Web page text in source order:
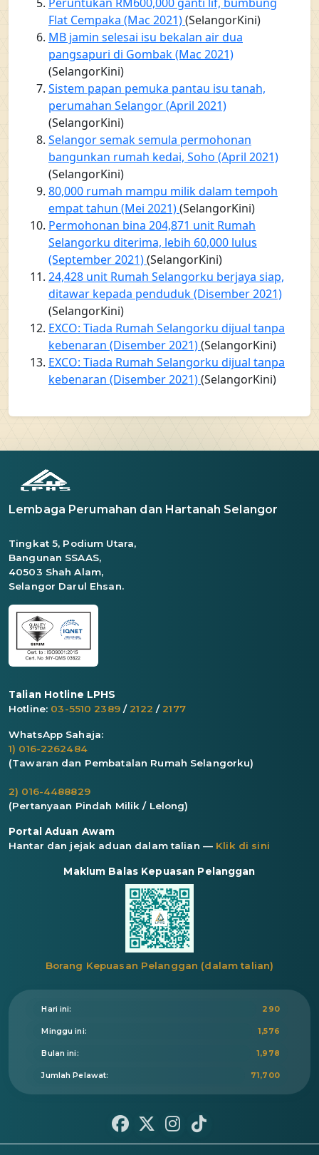
Flat Cempaka (Mac 2021)(SelangorKini)
MB jamin selesai isu bekalan air dua
pangsapuri di Gombak (Mac 2021)
(SelangorKini)
Sistem papan pemuka pantau isu tanah,
perumahan Selangor (April 2021)
(SelangorKini)
Selangor semak semula permohonan
bangunkan rumah kedai, Soho (April 2021)
(SelangorKini)
80,000 rumah mampu milik dalam tempoh
empat tahun (Mei 2021)(SelangorKini)
Permohonan bina 204,871 unit Rumah
Selangorku diterima, lebih 60,000 lulus
(September 2021)(SelangorKini)
24,428 unit Rumah Selangorku berjaya siap,
ditawar kepada penduduk (Disember 2021)
(SelangorKini)
EXCO: Tiada Rumah Selangorku dijual tanpa
kebenaran (Disember 2021)(SelangorKini)
EXCO: Tiada Rumah Selangorku dijual tanpa
kebenaran (Disember 2021)(SelangorKini)
Lembaga Perumahan dan Hartanah Selangor
Tingkat 5, Podium Utara,
Bangunan SSAAS,
40503 Shah Alam,
Selangor Darul Ehsan.
Talian Hotline LPHS
Hotline: 03-5510 2389/ 2122 / 2177
WhatsApp Sahaja:
1) 016-2262484
(Tawaran dan Pembatalan Rumah Selangorku)
2) 016-4488829
(Pertanyaan Pindah Milik / Lelong)
Portal Aduan Awam
Hantar dan jejak aduan dalam talian — Klik di sini
Maklum Balas Kepuasan Pelanggan
Borang Kepuasan Pelanggan (dalam talian)
Hari ini: 290
Minggu ini: 1,576
Bulan ini: 1,978
Jumlah Pelawat: 71,700